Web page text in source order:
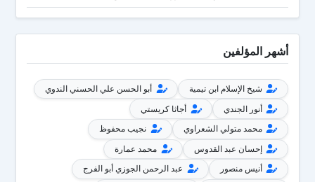
أشهر المؤلفين
شيخ الإسلام ابن تيمية
أبو الحسن علي الحسني الندوي
أنور الجندي
أجاثا كريستي
محمد متولي الشعراوي
نجيب محفوظ
إحسان عبد القدوس
محمد عمارة
أنيس منصور
عبد الرحمن الجوزي أبو الفرج